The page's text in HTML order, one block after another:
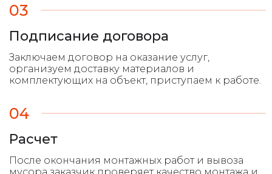
03
Подписание договора
04
Расчет